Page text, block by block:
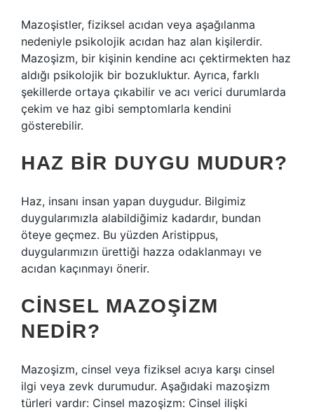
Mazoşistler, fiziksel acıdan veya aşağılanma
nedeniyle psikolojik acıdan haz alan kişilerdir.
Mazoşizm, bir kişinin kendine acı çektirmekten haz
aldığı psikolojik bir bozukluktur. Ayrıca, farklı
şekillerde ortaya çıkabilir ve acı verici durumlarda
çekim ve haz gibi semptomlarla kendini
gösterebilir.
HAZ BIR DUYGU MUDUR?
Haz, insanı insan yapan duygudur. Bilgimiz
duygularımızla alabildiğimiz kadardır, bundan
öteye geçmez. Bu yüzden Aristippus,
duygularımızın ürettiği hazza odaklanmayı ve
acıdan kaçınmayı önerir.
CINSEL MAZOŞIZM
NEDIR?
Mazoşizm, cinsel veya fiziksel acıya karşı cinsel
ilgi veya zevk durumudur. Aşağıdaki mazoşizm
türleri vardır: Cinsel mazoşizm: Cinsel ilişki